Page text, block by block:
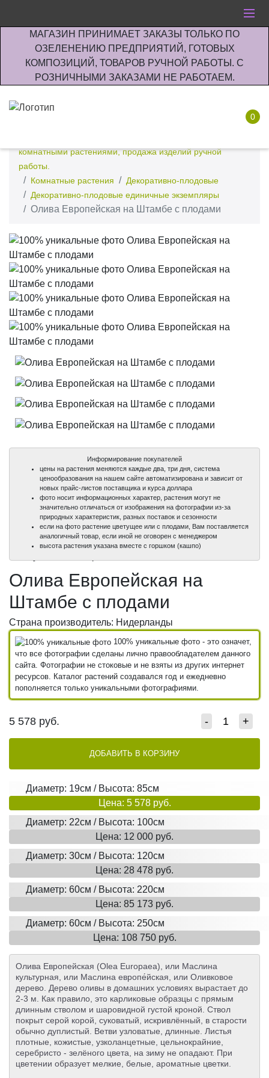
МАГАЗИН ПРИНИМАЕТ ЗАКАЗЫ ТОЛЬКО ПО
ОЗЕЛЕНЕНИЮ ПРЕДПРИЯТИЙ, ГОТОВЫХ
КОМПОЗИЦИЙ, ТОВАРОВ РУЧНОЙ РАБОТЫ. С
РОЗНИЧНЫМИ ЗАКАЗАМИ НЕ РАБОТАЕМ.
0
комнатными растениями, продажа изделий ручной
работы.
Комнатные растения
Декоративно-плодовые
Декоративно-плодовые единичные экземпляры
Олива Европейская на Штамбе с плодами
100%
100%
100%
100%
Информирование покупателей
цены на растения меняются каждые два, три дня, система
ценообразования на нашем сайте автоматизирована и зависит от
новых прайс-листов поставщика и курса доллара
фото носит информационных характер, растения могут не
значительно отличаться от изображения на фотографии из-за
природных характеристик, разных поставок и сезонности
если на фото растение цветущее или с плодами, Вам поставляется
аналогичный товар, если иной не оговорен с менеджером
высота растения указана вместе с горшком (кашпо)
Олива Европейская на
Штамбе с плодами
Страна производитель: Нидерланды
100% уникальные фото - это означет,
что все фотографии сделаны лично правообладателем данного
сайта. Фотографии не стоковые и не взяты из других интернет
ресурсов. Каталог растений создавался год и ежедневно
пополняется только уникальными фотографиями.
5 578 руб. - +
ДОБАВИТЬ В КОРЗИНУ
Диаметр: 19см / Высота: 85см
Цена: 5 578 руб.
Диаметр: 22см / Высота: 100см
Цена: 12 000 руб.
Диаметр: 30см / Высота: 120см
Цена: 28 478 руб.
Диаметр: 60см / Высота: 220см
Цена: 85 173 руб.
Диаметр: 60см / Высота: 250см
Цена: 108 750 руб.
Олива Европейская (Olea Europaea), или Маслина
культурная, или Маслина европе́йская, или Оливковое
дерево. Дерево оливы в домашних условиях вырастает до
2-3 м. Как правило, это карликовые образцы с прямым
длинным стволом и шаровидной густой кроной. Ствол
покрыт серой корой, суковатый, искривлённый, в старости
обычно дуплистый. Ветви узловатые, длинные. Листья
плотные, кожистые, узколанцетные, цельнокрайние,
серебристо - зелёного цвета, на зиму не опадают. При
цветении образует мелкие, белые, ароматные цветки.